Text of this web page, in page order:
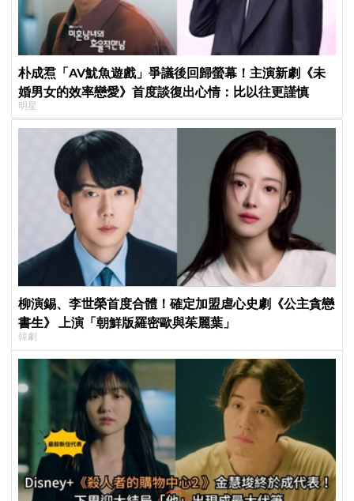
朴成焄「AV魷魚遊戲」爭議後回歸螢幕！主演新劇《未
婚男女的效率戀愛》首度談復出心情：比以往更謹慎
明星
柳演錫、李世榮首度合體！確定加盟虐心史劇《公主貪戀
書生》 上演「朝鮮版羅密歐與茱麗葉」
韓劇